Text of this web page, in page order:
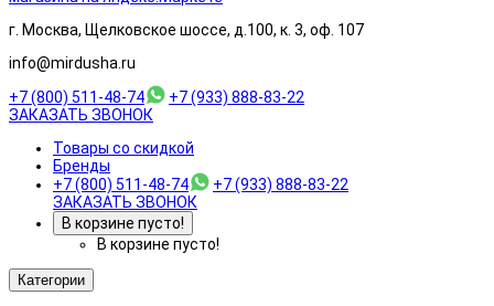
г. Москва, Щелковское шоссе, д.100, к. 3, оф. 107
info@mirdusha.ru
+7 (800) 511-48-74
+7 (933) 888-83-22
ЗАКАЗАТЬ ЗВОНОК
Товары со скидкой
Бренды
+7 (800) 511-48-74
+7 (933) 888-83-22
ЗАКАЗАТЬ ЗВОНОК
В корзине пусто!
В корзине пусто!
Категории